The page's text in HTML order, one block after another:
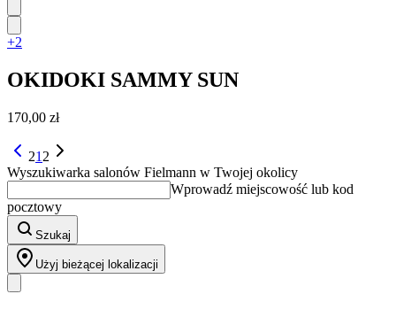
+2
OKIDOKI SAMMY SUN
170,00 zł
21 2
Wyszukiwarka salonów Fielmann w Twojej okolicy
Wprowadź miejscowość lub kod
pocztowy
Szukaj
Użyj bieżącej lokalizacji